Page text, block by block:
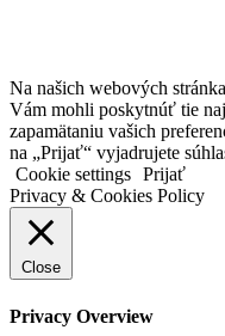
Na našich webových
Vám mohli poskytnúť tie
zapamätaniu vašich
na „Prijať“ vyjadrujete
Cookie settings Prijať
Privacy & Cookies Policy
Close
Privacy Overview